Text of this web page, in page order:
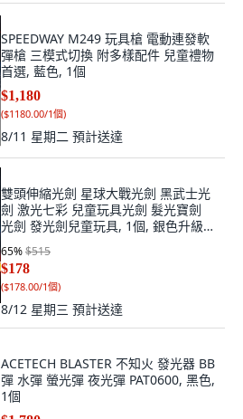
SPEEDWAY M249 玩具槍 電動連發軟
彈槍 三模式切換 附多樣配件 兒童禮物
首選, 藍色, 1個
$1,180
($1180.00/1個)
8/11 星期二 預計送達
雙頭伸縮光劍 星球大戰光劍 黑武士光
劍 激光七彩 兒童玩具光劍 髮光寶劍
光劍 發光劍兒童玩具, 1個, 銀色升級雙
頭星際發光劍（7色燈光+音效）, 銀色
65%$515
$178
($178.00/1個)
8/12 星期三 預計送達
ACETECH BLASTER 不知火 發光器 BB
彈 水彈 螢光彈 夜光彈 PAT0600, 黑色,
1個